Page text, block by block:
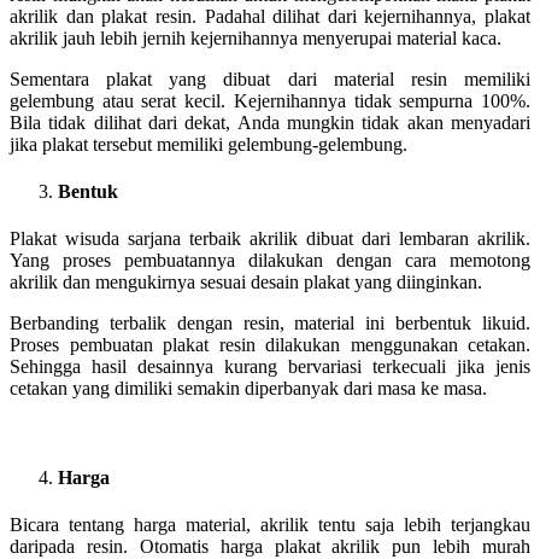
akrilik dan plakat resin. Padahal dilihat dari kejernihannya, plakat
akrilik jauh lebih jernih kejernihannya menyerupai material kaca.
Sementara plakat yang dibuat dari material resin memiliki
gelembung atau serat kecil. Kejernihannya tidak sempurna 100%.
Bila tidak dilihat dari dekat, Anda mungkin tidak akan menyadari
jika plakat tersebut memiliki gelembung-gelembung.
Bentuk
Plakat wisuda sarjana terbaik akrilik dibuat dari lembaran akrilik.
Yang proses pembuatannya dilakukan dengan cara memotong
akrilik dan mengukirnya sesuai desain plakat yang diinginkan.
Berbanding terbalik dengan resin, material ini berbentuk likuid.
Proses pembuatan plakat resin dilakukan menggunakan cetakan.
Sehingga hasil desainnya kurang bervariasi terkecuali jika jenis
cetakan yang dimiliki semakin diperbanyak dari masa ke masa.
Harga
Bicara tentang harga material, akrilik tentu saja lebih terjangkau
daripada resin. Otomatis harga plakat akrilik pun lebih murah